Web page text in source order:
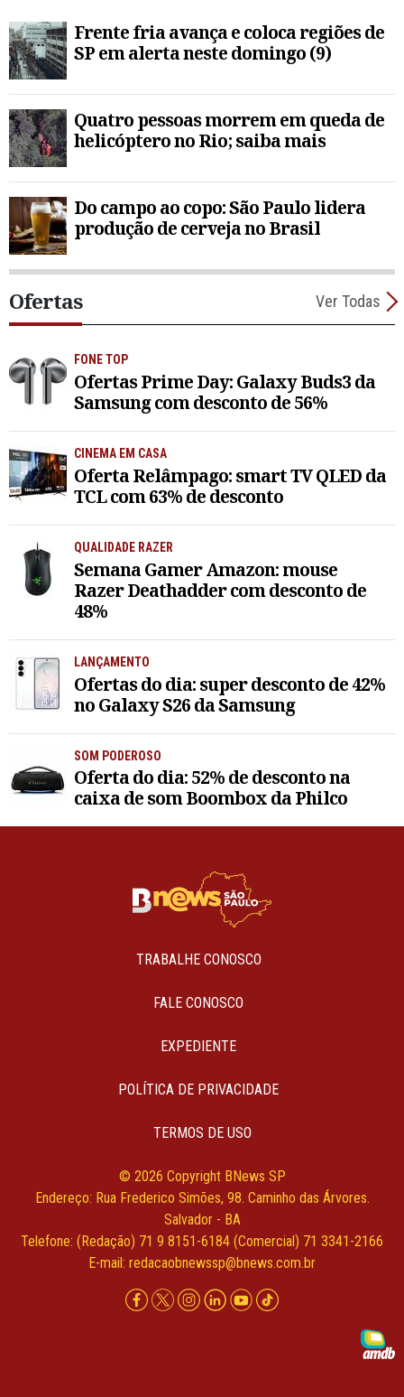
Frente fria avança e coloca regiões de
SP em alerta neste domingo (9)
Quatro pessoas morrem em queda de
helicóptero no Rio; saiba mais
Do campo ao copo: São Paulo lidera
produção de cerveja no Brasil
Ofertas Ver Todas
FONE TOP
Ofertas Prime Day: Galaxy Buds3 da
Samsung com desconto de 56%
CINEMA EM CASA
Oferta Relâmpago: smart TV QLED da
TCL com 63% de desconto
QUALIDADE RAZER
Semana Gamer Amazon: mouse
Razer Deathadder com desconto de
48%
LANÇAMENTO
Ofertas do dia: super desconto de 42%
no Galaxy S26 da Samsung
SOM PODEROSO
Oferta do dia: 52% de desconto na
caixa de som Boombox da Philco
TRABALHE CONOSCO
FALE CONOSCO
EXPEDIENTE
POLÍTICA DE PRIVACIDADE
TERMOS DE USO
© 2026 Copyright BNews SP
Endereço: Rua Frederico Simões, 98. Caminho das Árvores.
Salvador - BA
Telefone: (Redação) 71 9 8151-6184 (Comercial) 71 3341-2166
E-mail: redacaobnewssp@bnews.com.br